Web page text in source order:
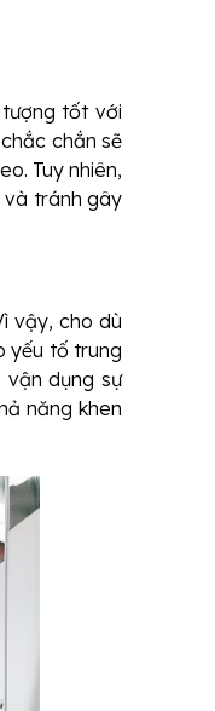
tốt với
chắn sẽ
Tuy nhiên,
và tránh gây
vậy, cho dù
yếu tố trung
vận dụng sự
năng khen